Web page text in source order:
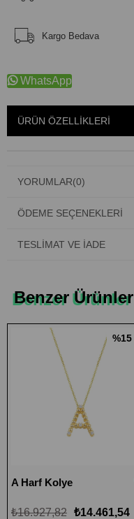
Kargo Bedava
WhatsApp
ÜRÜN ÖZELLIKLERI
YORUMLAR(0)
ÖDEME SEÇENEKLERI
TESLIMAT VE İADE
Benzer Ürünler
A Harf Kolye
₺14.461,54
₺16.927,82
%15